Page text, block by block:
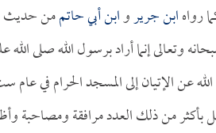
رواهابن جريروابن أبي حاتممن حديث
وتعالى إنما أراد برسول الله صلى
عن الإتيان إلى المسجد الحرام في عام
من ذلك العدد مرافقة ومصاحبة